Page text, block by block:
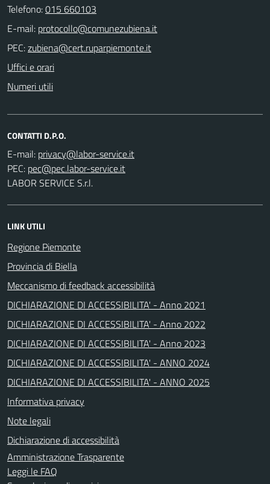
Telefono:015 660103
E-mail:
PEC:
Uffici e orari
Numeri utili
CONTATTI D.P.O.
E-mail:
PEC:
LABOR SERVICE S.r.l.
LINK UTILI
Regione Piemonte
Provincia di Biella
Meccanismo di feedback accessibilità
DICHIARAZIONE DI ACCESSIBILITA' - Anno 2021
DICHIARAZIONE DI ACCESSIBILITA' - Anno 2022
DICHIARAZIONE DI ACCESSIBILITA' - Anno 2023
DICHIARAZIONE DI ACCESSIBILITA' - ANNO 2024
DICHIARAZIONE DI ACCESSIBILITA' - ANNO 2025
Informativa privacy
Note legali
Dichiarazione di accessibilità
Amministrazione Trasparente
Leggi le FAQ